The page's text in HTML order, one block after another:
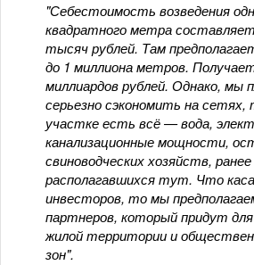
"Себестоимость возведения
квадратного метра
тысяч рублей. Там
до 1 миллиона метров.
миллиардов рублей. Однако, мы
серьезно сэкономить на сетях,
участке есть всё — вода,
канализационные мощности,
свиноводческих хозяйств, ранее
располагавшихся тут. Что
инвесторов, то мы
партнеров, который придут для
жилой территории и
зон".